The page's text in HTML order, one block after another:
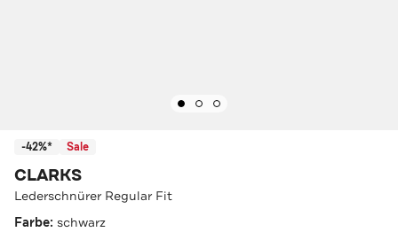
-42%* Sale
CLARKS
Lederschnürer Regular Fit
Farbe: schwarz